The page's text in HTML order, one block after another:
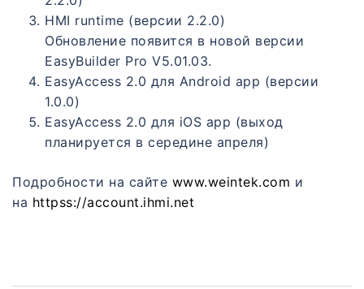
НMI runtime (версии 2.2.0)
Обновление появится в новой версии
EasyBuilder Pro V5.01.03.
ЕasyAccess 2.0 для Android app (версии
1.0.0)
ЕasyAccess 2.0 для iOS app (выход
планируется в середине апреля)
Подробности на сайте www.weintek.com и
на httpss://account.ihmi.net